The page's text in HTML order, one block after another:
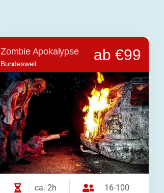
Zombie Apokalypse
Bundesweit
ab €99
ca. 2h
16-100